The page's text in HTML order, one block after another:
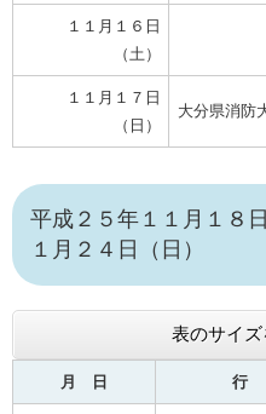
１１月１６日
（土）
１１月１７日
（日）
大分県消防
平成２５年１１月１８
１月２４日（日）
表のサイ
月 日 行